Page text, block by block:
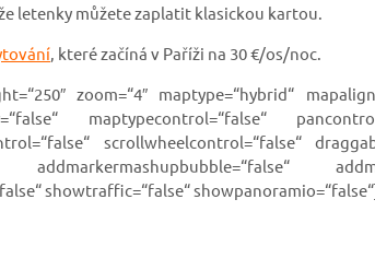
letenky můžete zaplatit klasickou kartou.
, které začíná v Paříži na 30 €/os/noc.
zoom=“4″ maptype=“hybrid“
maptypecontrol=“false“
scrollwheelcontrol=“false“
addmarkermashupbubble=“false“
showtraffic=“false“